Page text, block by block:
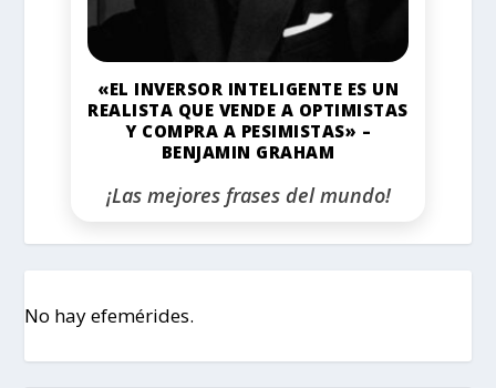
«EL INVERSOR INTELIGENTE ES UN
REALISTA QUE VENDE A OPTIMISTAS
Y COMPRA A PESIMISTAS» –
BENJAMIN GRAHAM
¡Las mejores frases del mundo!
No hay efemérides.